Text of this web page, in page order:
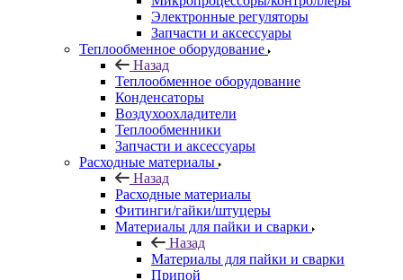
Электронные регуляторы
Запчасти и аксессуары
Теплообменное оборудование
Назад
Теплообменное оборудование
Конденсаторы
Воздухоохладители
Теплообменники
Запчасти и аксессуары
Расходные материалы
Назад
Расходные материалы
Фитинги/гайки/штуцеры
Материалы для пайки и сварки
Назад
Материалы для пайки и сварки
Припой